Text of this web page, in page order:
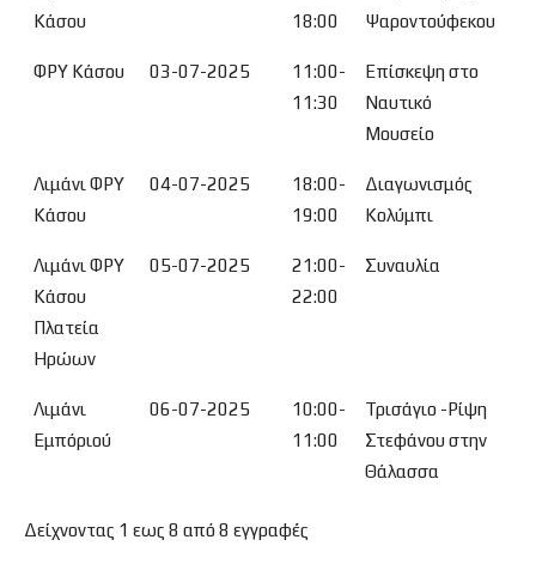
Κάσου
18:00
Ψαροντούφεκου
ΦΡΥ Κάσου 03-07-2025
11:00-
11:30
Επίσκεψη στο
Ναυτικό
Μουσείο
Λιμάνι ΦΡΥ
Κάσου
04-07-2025
18:00-
19:00
Διαγωνισμός
Κολύμπι
Λιμάνι ΦΡΥ
Κάσου
Πλατεία
Ηρώων
05-07-2025
21:00-
22:00
Συναυλία
Λιμάνι
Εμπόριού
06-07-2025
10:00-
11:00
Τρισάγιο -Ρίψη
Στεφάνου στην
Θάλασσα
Δείχνοντας 1 εως 8 από 8 εγγραφές